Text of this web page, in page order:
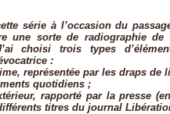
série à l’occasion du
une sorte de radiographie de
choisi trois types
:
représentée par les draps de
quotidiens ;
rapporté par la presse
titres du journal